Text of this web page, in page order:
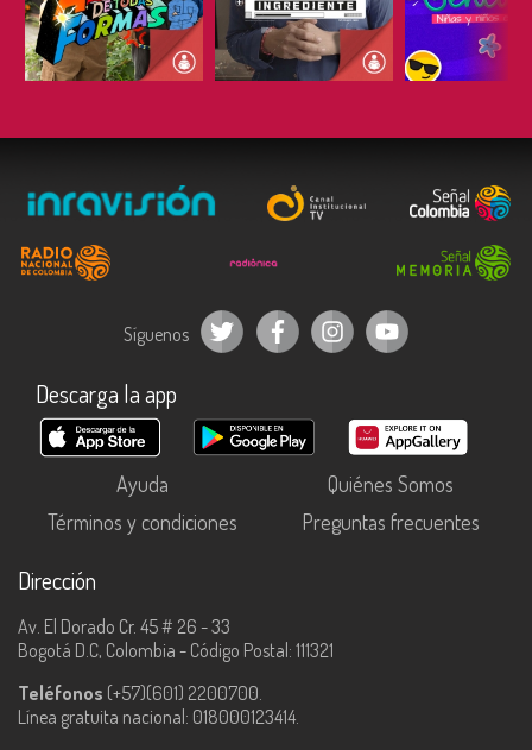
ESCUCHAR ESCUCHAR
Síguenos
Descarga la app
Ayuda
Quiénes Somos
Términos y condiciones
Preguntas frecuentes
Dirección
Av. El Dorado Cr. 45 # 26 - 33
Bogotá D.C, Colombia - Código Postal: 111321
Teléfonos (+57)(601) 2200700.
Línea gratuita nacional: 018000123414.